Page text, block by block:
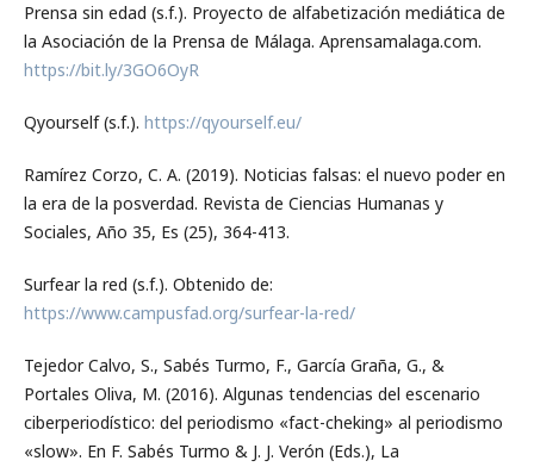
Prensa sin edad (s.f.). Proyecto de alfabetización mediática de
la Asociación de la Prensa de Málaga. Aprensamalaga.com.
https://bit.ly/3GO6OyR
Qyourself (s.f.). https://qyourself.eu/
Ramírez Corzo, C. A. (2019). Noticias falsas: el nuevo poder en
la era de la posverdad. Revista de Ciencias Humanas y
Sociales, Año 35, Es (25), 364-413.
Surfear la red (s.f.). Obtenido de:
https://www.campusfad.org/surfear-la-red/
Tejedor Calvo, S., Sabés Turmo, F., García Graña, G., &
Portales Oliva, M. (2016). Algunas tendencias del escenario
ciberperiodístico: del periodismo «fact-cheking» al periodismo
«slow». En F. Sabés Turmo & J. J. Verón (Eds.), La